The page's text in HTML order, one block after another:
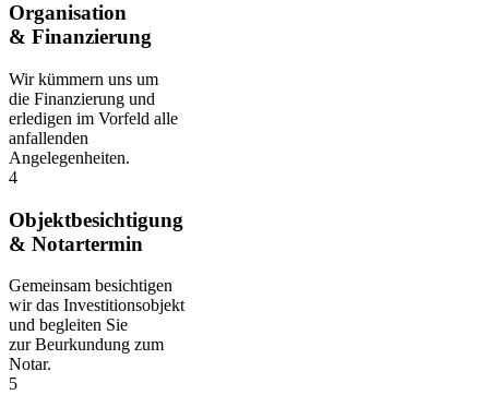
Organisation
& Finanzierung
Wir kümmern uns um
die Finanzierung und
erledigen im Vorfeld alle
anfallenden
Angelegenheiten.
4
Objektbesichtigung
& Notartermin
Gemeinsam besichtigen
wir das Investitionsobjekt
und begleiten Sie
zur Beurkundung zum
Notar.
5